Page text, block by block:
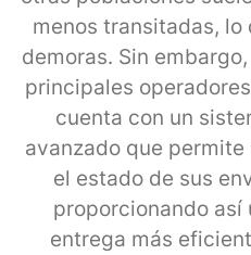
menos transitadas,
demoras. Sin
principales
cuenta con un
avanzado que
el estado de sus
proporcionando así
entrega más